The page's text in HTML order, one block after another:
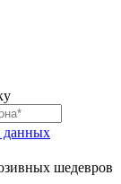
данных
шедевров